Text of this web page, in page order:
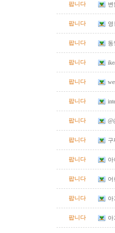
팝니다 변
팝니다 영
팝니다 동
팝니다
팝니다
팝니다
팝니다
팝니다 구
팝니다 아
팝니다 어
팝니다
아
팝니다
아